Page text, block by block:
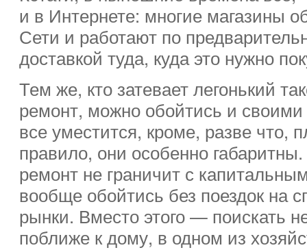
и в Интернете: многие магазины
Сети и работают по
доставкой туда, куда это нужно
Тем же, кто затевает легонький
ремонт, можно обойтись и
все уместится, кроме, разве что,
правило, они особенно
ремонт не граничит с
вообще обойтись без поездок на
рынки. Вместо этого — поискать
поближе к дому, в одном из